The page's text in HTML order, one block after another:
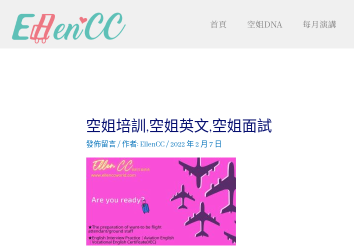
首頁 空姐DNA 每月演講
空姐培訓,空姐英文,空姐面試
發佈留言/ 作者:EllenCC/2022 年 2 月 7 日